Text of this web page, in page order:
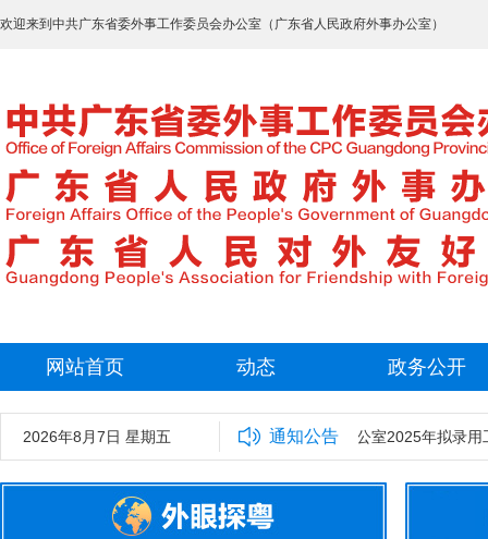
欢迎来到中共广东省委外事工作委员会办公室（广东省人民政府外事办公室）
网站首页 动态 政务公开
2026年8月7日 星期五 通知公告
中共广东省委外事工作委员会办公室2025年拟录用工